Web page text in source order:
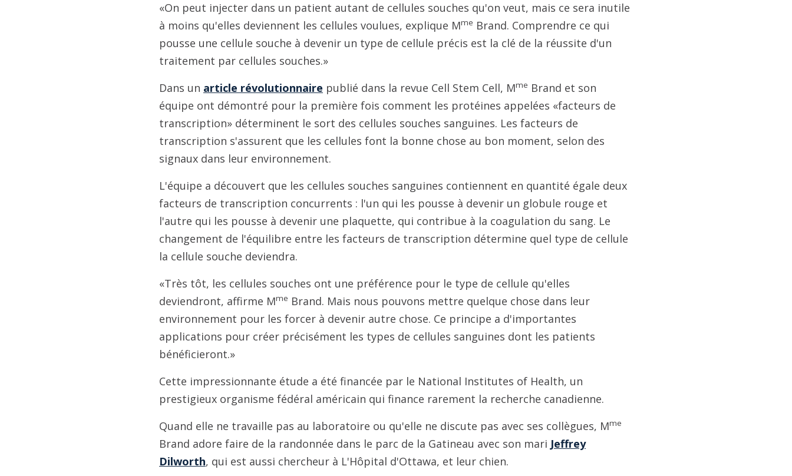
«On peut injecter dans un patient autant de cellules souches qu'on veut, mais ce sera inutile
à moins qu'elles deviennent les cellules voulues, explique Mme Brand. Comprendre ce qui
pousse une cellule souche à devenir un type de cellule précis est la clé de la réussite d'un
traitement par cellules souches.»
Dans un article révolutionnaire publié dans la revue Cell Stem Cell, Mme Brand et son
équipe ont démontré pour la première fois comment les protéines appelées «facteurs de
transcription» déterminent le sort des cellules souches sanguines. Les facteurs de
transcription s'assurent que les cellules font la bonne chose au bon moment, selon des
signaux dans leur environnement.
L'équipe a découvert que les cellules souches sanguines contiennent en quantité égale deux
facteurs de transcription concurrents : l'un qui les pousse à devenir un globule rouge et
l'autre qui les pousse à devenir une plaquette, qui contribue à la coagulation du sang. Le
changement de l'équilibre entre les facteurs de transcription détermine quel type de cellule
la cellule souche deviendra.
«Très tôt, les cellules souches ont une préférence pour le type de cellule qu'elles
deviendront, affirme Mme Brand. Mais nous pouvons mettre quelque chose dans leur
environnement pour les forcer à devenir autre chose. Ce principe a d'importantes
applications pour créer précisément les types de cellules sanguines dont les patients
bénéficieront.»
Cette impressionnante étude a été financée par le National Institutes of Health, un
prestigieux organisme fédéral américain qui finance rarement la recherche canadienne.
Quand elle ne travaille pas au laboratoire ou qu'elle ne discute pas avec ses collègues, Mme
Brand adore faire de la randonnée dans le parc de la Gatineau avec son mari Jeffrey
Dilworth, qui est aussi chercheur à L'Hôpital d'Ottawa, et leur chien.